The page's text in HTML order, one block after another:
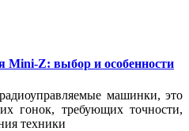
Mini-Z: выбор и особенности
машинки, это
гонок, требующих точности,
техники